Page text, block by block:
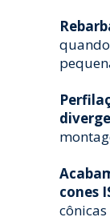
quando
cones